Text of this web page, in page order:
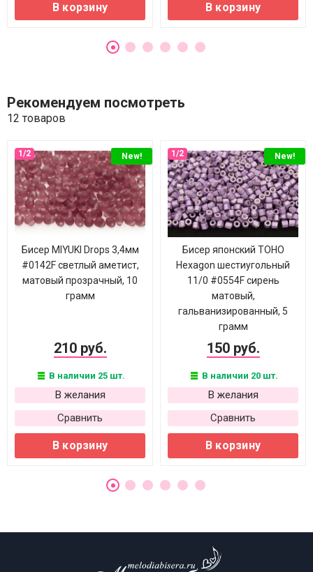
В корзину В корзину
Рекомендуем посмотреть
12 товаров
New!
Бисер MIYUKI Drops 3,4мм
#0142F светлый аметист,
матовый прозрачный, 10
грамм
210 руб.
В наличии 25 шт.
В желания
Сравнить
В корзину
New!
Бисер японский TOHO
Hexagon шестиугольный
11/0 #0554F сирень
матовый,
гальванизированный, 5
грамм
150 руб.
В наличии 20 шт.
В желания
Сравнить
В корзину